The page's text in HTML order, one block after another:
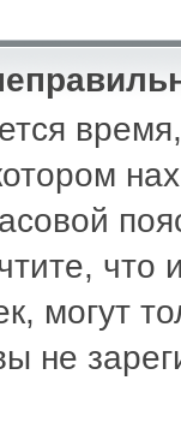
что
могут
не